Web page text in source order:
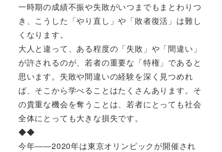
一時期の成績不振や失敗がいつまでもまとわりつ
き、こうした「やり直し」や「敗者復活」は難し
くなります。
大人と違って、ある程度の「失敗」や「間違い」
が許されるのが、若者の重要な「特権」であると
思います。失敗や間違いの経験を深く見つめれ
ば、そこから学べることはたくさんあります。そ
の貴重な機会を奪うことは、若者にとっても社会
全体にとっても大きな損失です。
◆◆
今年――2020年は東京オリンピックが開催され